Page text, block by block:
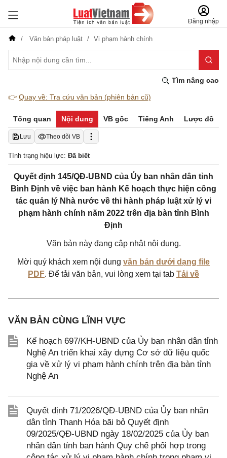
Đăng nhập
Văn bản pháp luật Vi phạm hành chính
Tìm nâng cao
👉 Quay về: Tra cứu văn bản (phiên bản cũ)
Tổng quan Nội dung VB gốc Tiếng Anh Lược đồ
Lưu Theo dõi VB
Tình trạng hiệu lực: Đã biết
Quyết định 145/QĐ-UBND của Ủy ban nhân dân tỉnh
Bình Định về việc ban hành Kế hoạch thực hiện công
tác quản lý Nhà nước về thi hành pháp luật xử lý vi
phạm hành chính năm 2022 trên địa bàn tỉnh Bình
Định
Văn bản này đang cập nhật nội dung.
Mời quý khách xem nội dung văn bản dưới dạng file
PDF. Để tải văn bản, vui lòng xem tại tab Tải về
VĂN BẢN CÙNG LĨNH VỰC
Kế hoạch 697/KH-UBND của Ủy ban nhân dân tỉnh
Nghệ An triển khai xây dựng Cơ sở dữ liệu quốc
gia về xử lý vi phạm hành chính trên địa bàn tỉnh
Nghệ An
Quyết định 71/2026/QĐ-UBND của Ủy ban nhân
dân tỉnh Thanh Hóa bãi bỏ Quyết định
09/2025/QĐ-UBND ngày 18/02/2025 của Ủy ban
nhân dân tỉnh ban hành Quy chế phối hợp trong